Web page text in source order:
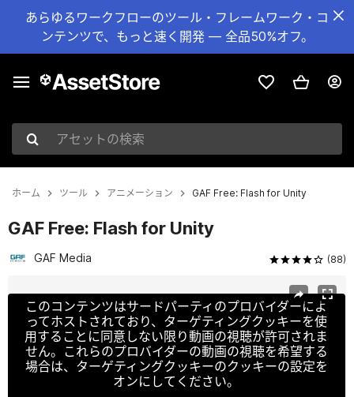
あらゆるワークフローのツール・フレームワーク・コ
ンテンツで、もっと速く開発 — 全品50%オフ。
アセットの検索
ホーム ツール アニメーション GAF Free: Flash for Unity
GAF Free: Flash for Unity
GAF Media (88)
このコンテンツはサードパーティのプロバイダーによ
ってホストされており、ターゲティングクッキーを使
用することに同意しない限り動画の視聴が許可されま
せん。これらのプロバイダーの動画の視聴を希望する
場合は、ターゲティングクッキーのクッキーの設定を
オンにしてください。